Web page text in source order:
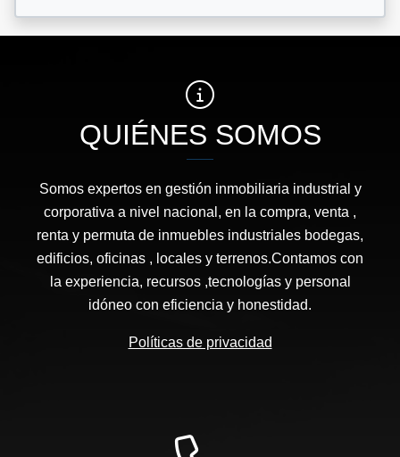
QUIÉNES SOMOS
Somos expertos en gestión inmobiliaria industrial y
corporativa a nivel nacional, en la compra, venta ,
renta y permuta de inmuebles industriales bodegas,
edificios, oficinas , locales y terrenos.Contamos con
la experiencia, recursos ,tecnologías y personal
idóneo con eficiencia y honestidad.
Políticas de privacidad